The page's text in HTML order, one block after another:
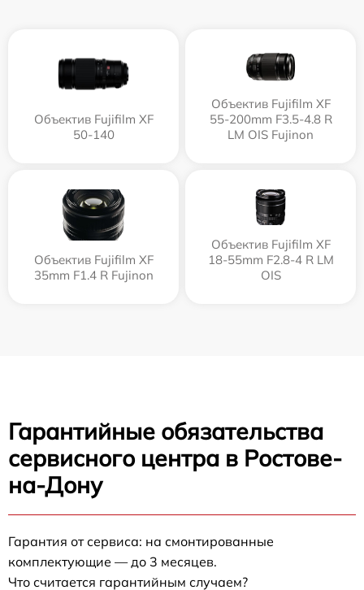
Объектив Fujifilm XF
50-140
Объектив Fujifilm XF
55-200mm F3.5-4.8 R
LM OIS Fujinon
Объектив Fujifilm XF
35mm F1.4 R Fujinon
Объектив Fujifilm XF
18-55mm F2.8-4 R LM
OIS
Гарантийные обязательства
сервисного центра в Ростове-
на-Дону
Гарантия от сервиса: на смонтированные
комплектующие — до 3 месяцев.
Что считается гарантийным случаем?